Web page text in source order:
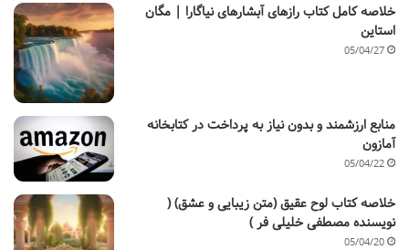
خلاصه کامل کتاب رازهای آبشارهای نیاگارا | مگان
استاین
05/04/27
منابع ارزشمند و بدون نیاز به پرداخت در کتابخانه
آمازون
05/04/22
خلاصه کتاب لوح عقیق (متن زیبایی و عشق) (
نویسنده مصطفی خلیلی فر )
05/04/20